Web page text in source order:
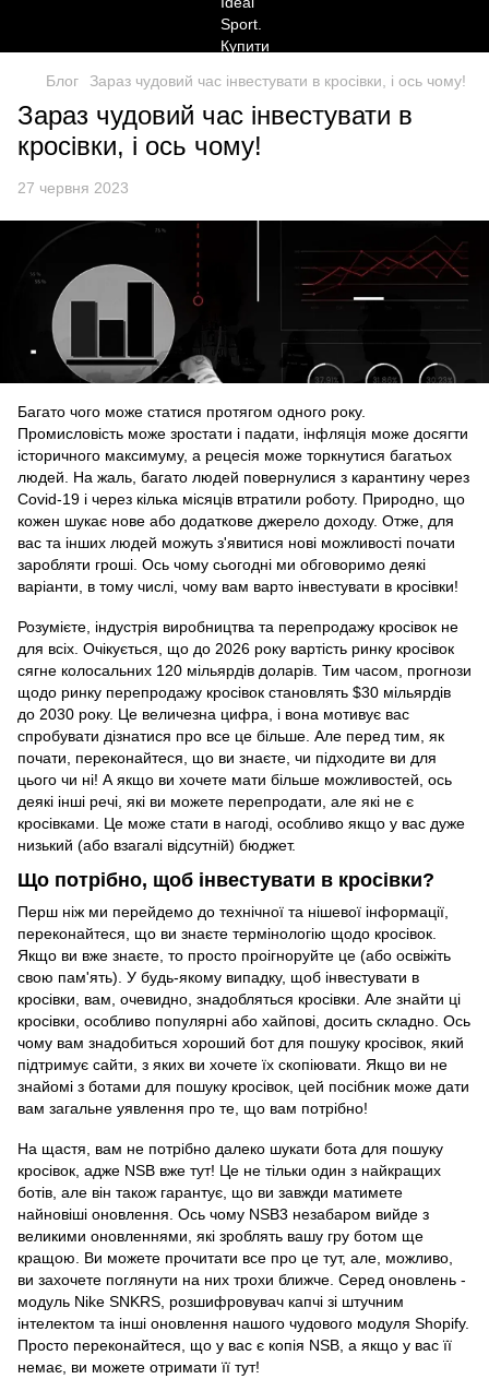
Блог Зараз чудовий час інвестувати в кросівки, і ось чому!
Зараз чудовий час інвестувати в
кросівки, і ось чому!
27 червня 2023
Багато чого може статися протягом одного року.
Промисловість може зростати і падати, інфляція може досягти
історичного максимуму, а рецесія може торкнутися багатьох
людей. На жаль, багато людей повернулися з карантину через
Covid-19 і через кілька місяців втратили роботу. Природно, що
кожен шукає нове або додаткове джерело доходу. Отже, для
вас та інших людей можуть з'явитися нові можливості почати
заробляти гроші. Ось чому сьогодні ми обговоримо деякі
варіанти, в тому числі, чому вам варто інвестувати в кросівки!
Розумієте, індустрія виробництва та перепродажу кросівок не
для всіх. Очікується, що до 2026 року вартість ринку кросівок
сягне колосальних 120 мільярдів доларів. Тим часом, прогнози
щодо ринку перепродажу кросівок становлять $30 мільярдів
до 2030 року. Це величезна цифра, і вона мотивує вас
спробувати дізнатися про все це більше. Але перед тим, як
почати, переконайтеся, що ви знаєте, чи підходите ви для
цього чи ні! А якщо ви хочете мати більше можливостей, ось
деякі інші речі, які ви можете перепродати, але які не є
кросівками. Це може стати в нагоді, особливо якщо у вас дуже
низький (або взагалі відсутній) бюджет.
Що потрібно, щоб інвестувати в кросівки?
Перш ніж ми перейдемо до технічної та нішевої інформації,
переконайтеся, що ви знаєте термінологію щодо кросівок.
Якщо ви вже знаєте, то просто проігноруйте це (або освіжіть
свою пам'ять). У будь-якому випадку, щоб інвестувати в
кросівки, вам, очевидно, знадобляться кросівки. Але знайти ці
кросівки, особливо популярні або хайпові, досить складно. Ось
чому вам знадобиться хороший бот для пошуку кросівок, який
підтримує сайти, з яких ви хочете їх скопіювати. Якщо ви не
знайомі з ботами для пошуку кросівок, цей посібник може дати
вам загальне уявлення про те, що вам потрібно!
На щастя, вам не потрібно далеко шукати бота для пошуку
кросівок, адже NSB вже тут! Це не тільки один з найкращих
ботів, але він також гарантує, що ви завжди матимете
найновіші оновлення. Ось чому NSB3 незабаром вийде з
великими оновленнями, які зроблять вашу гру ботом ще
кращою. Ви можете прочитати все про це тут, але, можливо,
ви захочете поглянути на них трохи ближче. Серед оновлень -
модуль Nike SNKRS, розшифровувач капчі зі штучним
інтелектом та інші оновлення нашого чудового модуля Shopify.
Просто переконайтеся, що у вас є копія NSB, а якщо у вас її
немає, ви можете отримати її тут!